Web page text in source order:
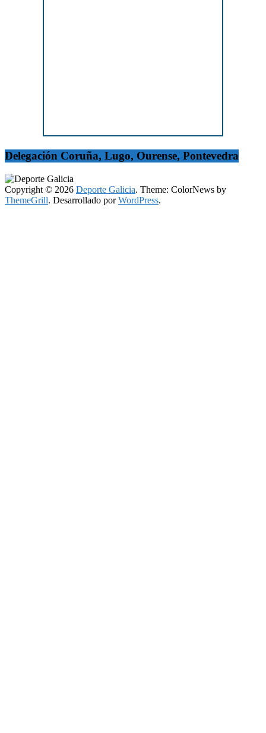
Delegación Coruña, Lugo, Ourense, Pontevedra
Copyright © 2026 Deporte Galicia. Theme: ColorNews by
ThemeGrill. Desarrollado porWordPress.